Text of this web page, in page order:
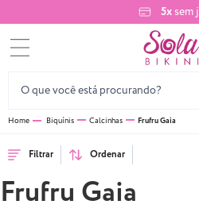
5xsem
Biquínis Calcinhas Frufru Gaia
Filtrar Ordenar
Frufru Gaia